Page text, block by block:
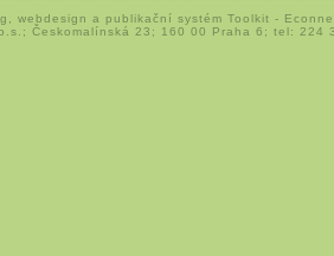
webdesign a publikační systém Toolkit -
Českomalínská 23; 160 00 Praha 6; tel: 224